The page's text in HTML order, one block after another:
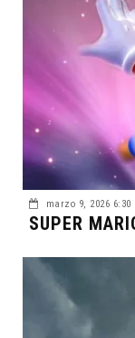
marzo 9, 2026 6:30
SUPER